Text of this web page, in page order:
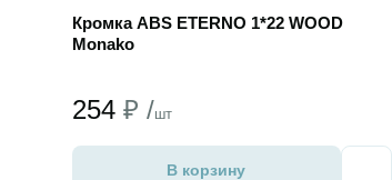
Кромка ABS ETERNO 1*22 WOOD
Monako
254 ₽ /шт
В корзину